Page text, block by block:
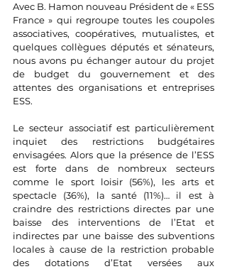
Avec B. Hamon nouveau Président de « ESS
France » qui regroupe toutes les coupoles
associatives, coopératives, mutualistes, et
quelques collègues députés et sénateurs,
nous avons pu échanger autour du projet
de budget du gouvernement et des
attentes des organisations et entreprises
ESS.
Le secteur associatif est particulièrement
inquiet des restrictions budgétaires
envisagées. Alors que la présence de l’ESS
est forte dans de nombreux secteurs
comme le sport loisir (56%), les arts et
spectacle (36%), la santé (11%)… il est à
craindre des restrictions directes par une
baisse des interventions de l’Etat et
indirectes par une baisse des subventions
locales à cause de la restriction probable
des dotations d’Etat versées aux